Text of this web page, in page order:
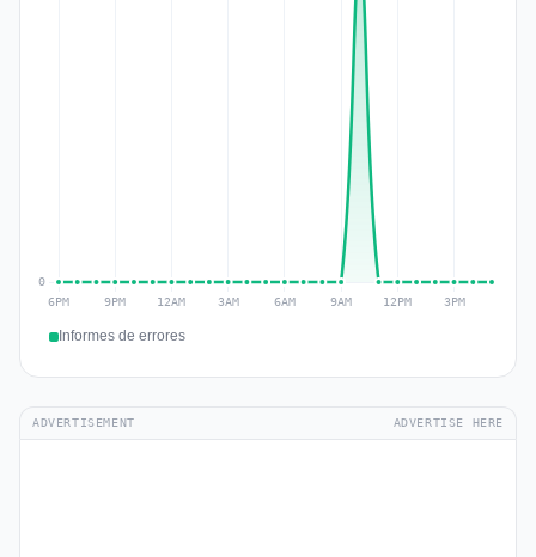
Informes de errores
ADVERTISEMENT ADVERTISE HERE